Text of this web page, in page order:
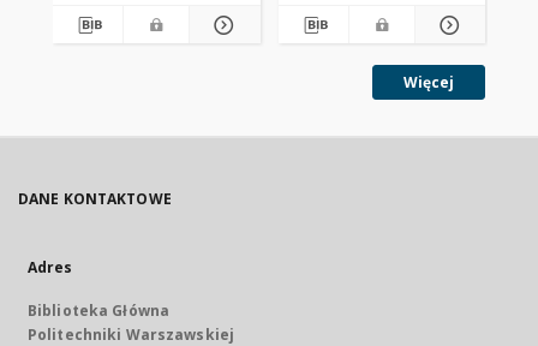
Więcej
DANE KONTAKTOWE
Adres
Biblioteka Główna
Politechniki Warszawskiej